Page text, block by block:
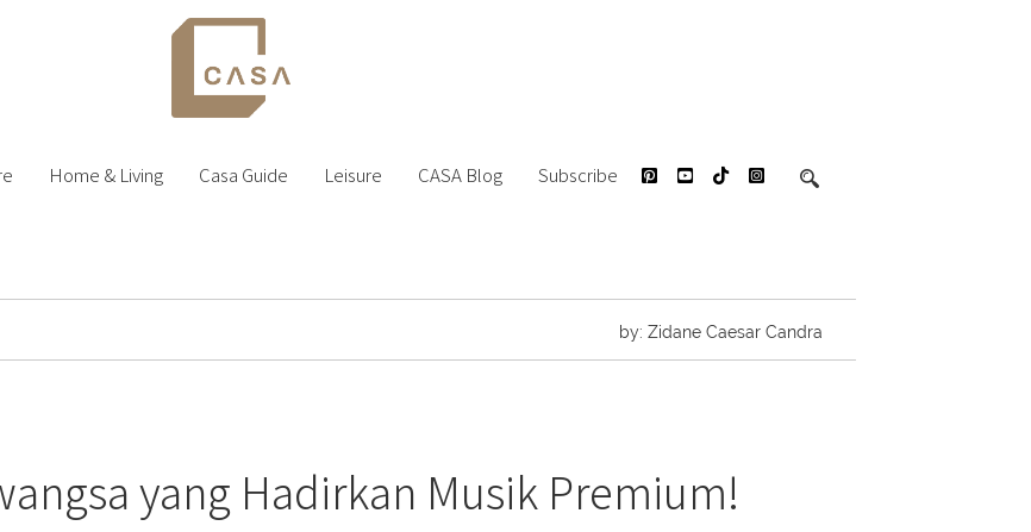
Home & Living Casa Guide Leisure CASA Blog Subscribe
by: Zidane Caesar Candra
yang Hadirkan Musik Premium!